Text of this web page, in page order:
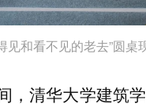
见和看不见的老去”圆桌
，清华大学建筑